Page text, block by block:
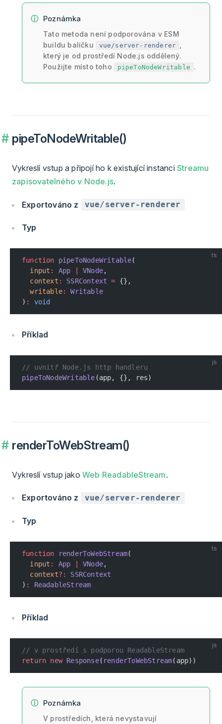
Poznámka
Tato metoda není podporována v ESM
buildu balíčku
vue/server-renderer
který je od prostředí Node.js oddělený.
Použijte místo toho
pipeToNodeWritable .
pipeToNodeWritable()
Vykreslí vstup a připojí ho k existující instanci Streamu
zapisovatelného v Node.js.
Exportováno z vue/server-renderer
Typ
ts
function pipeToNodeWritable(
  input
: App VNode,
  context
: SSRContext = {},
  writable
:
Writable
) : void
Příklad
js
// uvnitř Node.js http handleru
pipeToNodeWritable (app, {}, res)
renderToWebStream()
Vykreslí vstup jako Web ReadableStream.
Exportováno z vue/server-renderer
Typ
ts
function renderToWebStream(
  input
: App VNode,
  context
?:
SSRContext
) : ReadableStream
Příklad
js
// v prostředí s podporou ReadableStream
return new Response( renderToWebStream(app))
Poznámka
V prostředích, která nevystavují